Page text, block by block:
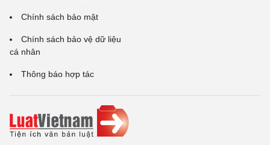
Chính sách bảo mật
Chính sách bảo vệ dữ liệu
cá nhân
Thông báo hợp tác